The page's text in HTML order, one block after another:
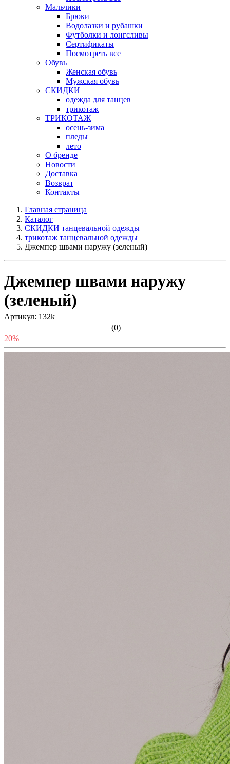
Мальчики
Брюки
Водолазки и рубашки
Футболки и лонгсливы
Сертификаты
Посмотреть все
Обувь
Женская обувь
Мужская обувь
СКИДКИ
одежда для танцев
трикотаж
ТРИКОТАЖ
осень-зима
пледы
лето
О бренде
Новости
Доставка
Возврат
Контакты
Главная страница
Каталог
СКИДКИ танцевальной одежды
трикотаж танцевальной одежды
Джемпер швами наружу (зеленый)
Джемпер швами наружу
(зеленый)
Артикул: 132k
(0)
20%